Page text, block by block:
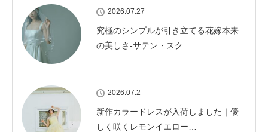
2026.07.27
究極のシンプルが引き立てる花嫁本来
の美しさ-サテン・スク…
2026.07.2
新作カラードレスが入荷しました｜優
しく咲くレモンイエロー…